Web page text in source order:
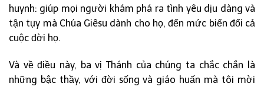
huynh: giúp mọi người khám phá ra tình yêu dịu dàng và
tận tụy mà Chúa Giêsu dành cho họ, đến mức biến đổi cả
cuộc đời họ.
Và về điều này, ba vị Thánh của chúng ta chắc chắn là
những bậc thầy, với đời sống và giáo huấn mà tôi mời